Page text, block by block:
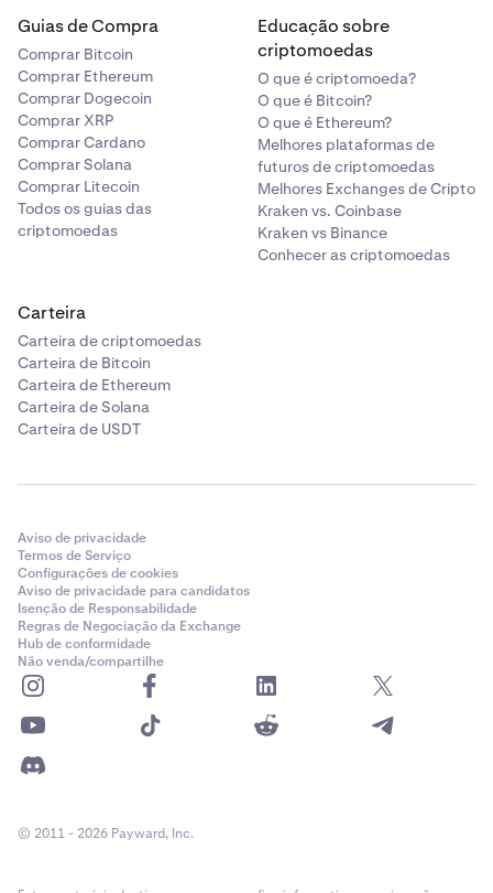
Guias de Compra
Comprar Bitcoin
Comprar Ethereum
Comprar Dogecoin
Comprar XRP
Comprar Cardano
Comprar Solana
Comprar Litecoin
Todos os guias das
criptomoedas
Educação sobre
criptomoedas
O que é criptomoeda?
O que é Bitcoin?
O que é Ethereum?
Melhores plataformas de
futuros de criptomoedas
Melhores Exchanges de Cripto
Kraken vs. Coinbase
Kraken vs Binance
Conhecer as criptomoedas
Carteira
Carteira de criptomoedas
Carteira de Bitcoin
Carteira de Ethereum
Carteira de Solana
Carteira de USDT
Aviso de privacidade
Termos de Serviço
Configurações de cookies
Aviso de privacidade para candidatos
Isenção de Responsabilidade
Regras de Negociação da Exchange
Hub de conformidade
Não venda/compartilhe
© 2011 - 2026 Payward, Inc.